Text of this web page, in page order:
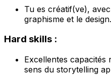
Tu es créatif(ve),
graphisme et le design.
Hard skills :
Excellentes
sens du storytelling